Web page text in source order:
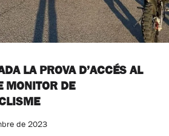
LA PROVA D’ACCÉS AL
MONITOR DE
de 2023